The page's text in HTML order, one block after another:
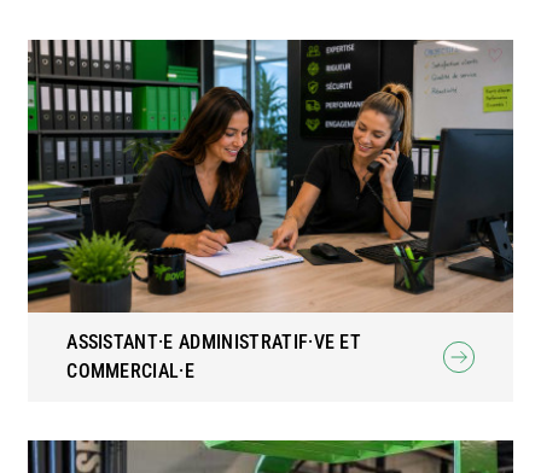
ASSISTANT·E ADMINISTRATIF·VE ET
COMMERCIAL·E